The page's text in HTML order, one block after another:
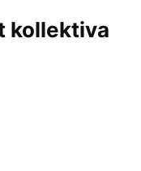
kollektiva